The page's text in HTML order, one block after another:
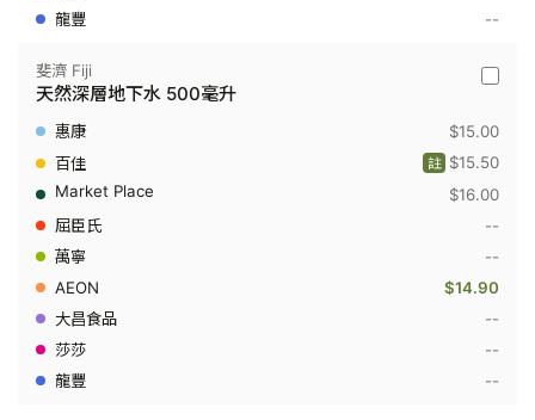
--
斐
Fiji
-
天
深
下
500
斐濟 Fiji
天然深層地下水 500毫升
$15.00
$15.50
註
$16.00
--
--
$14.90
--
--
--